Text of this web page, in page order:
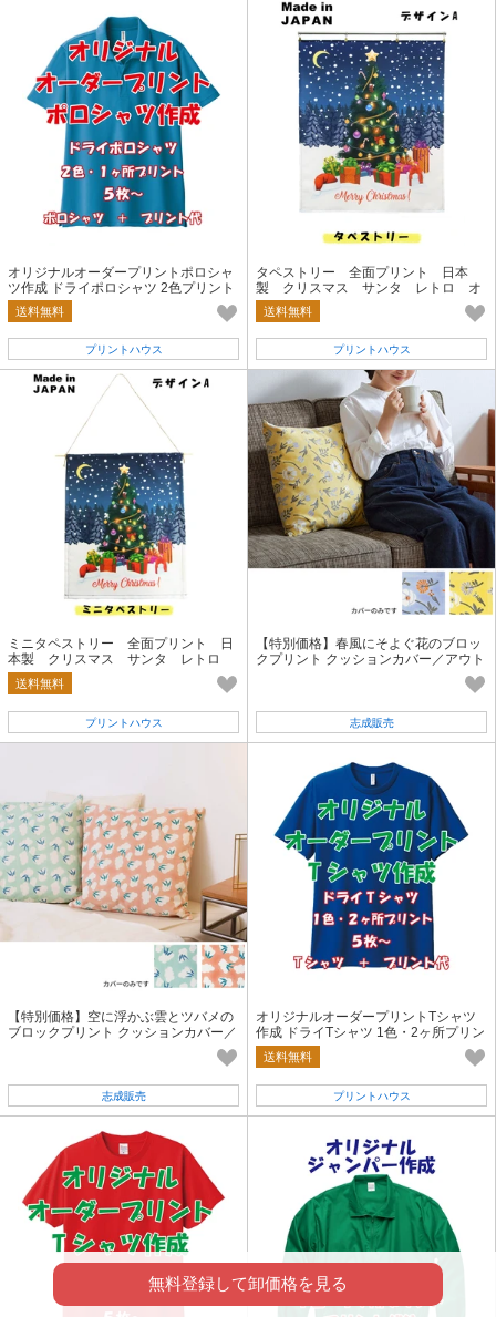
オリジナルオーダープリントポロシャ
ツ作成 ドライポロシャツ 2色プリント
シルクスクリーン印刷 グリマー
送料無料
プリントハウス
タペストリー 全面プリント 日本
製 クリスマス サンタ レトロ オ
リジナル
送料無料
プリントハウス
ミニタペストリー 全面プリント 日
本製 クリスマス サンタ レトロ
オリジナル
送料無料
プリントハウス
【特別価格】春風にそよぐ花のブロッ
クプリント クッションカバー／アウト
志成販売
【特別価格】空に浮かぶ雲とツバメの
ブロックプリント クッションカバー／
志成販売
オリジナルオーダープリントTシャツ
作成 ドライTシャツ 1色・2ヶ所プリン
ト オリジナル オーダーTシャツ
送料無料
プリントハウス
無料登録して卸価格を見る